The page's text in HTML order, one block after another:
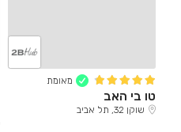
מאומת
טו בי האב
שוקן 32, תל אביב